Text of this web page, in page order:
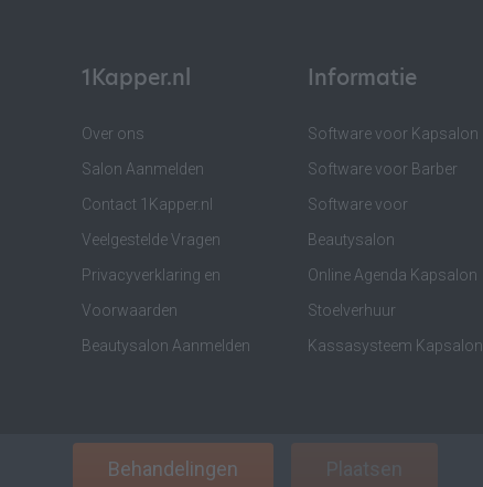
1Kapper.nl
Over ons
Salon Aanmelden
Contact 1Kapper.nl
Veelgestelde Vragen
Privacyverklaring en
Voorwaarden
Beautysalon Aanmelden
Informatie
Software voor Kapsalon
Software voor Barber
Software voor
Beautysalon
Online Agenda Kapsalon
Stoelverhuur
Kassasysteem Kapsalon
Behandelingen Plaatsen